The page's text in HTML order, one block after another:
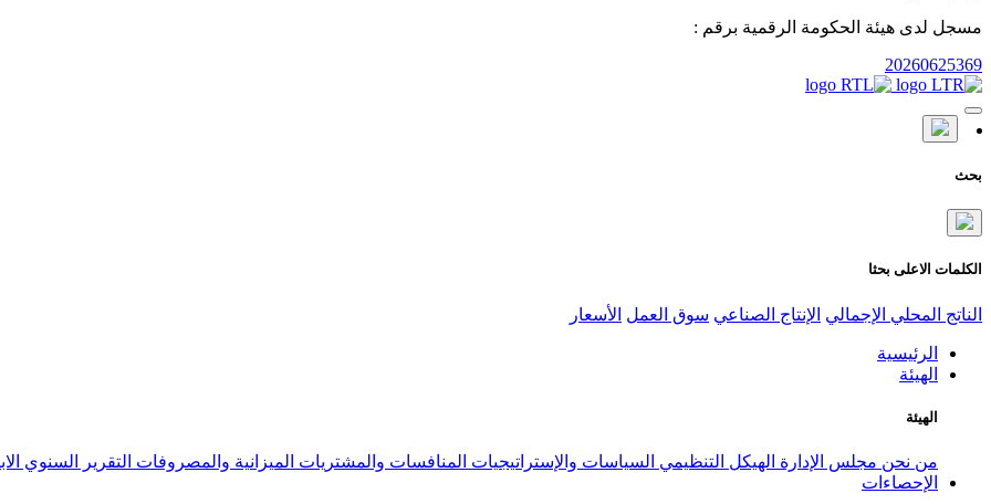
مسجل لدى هيئة الحكومة الرقمية برقم :
20260625369
بحث
الكلمات الاعلى بحثا
الناتج المحلي الإجمالي الإنتاج الصناعي سوق العمل الأسعار
الرئيسية
الهيئة
الهيئة
من نحن مجلس الإدارة الهيكل التنظيمي السياسات والإستراتيجيات المنافسات والمشتريات الميزانية والمصروفات التقرير السنوي
الإحصاءات